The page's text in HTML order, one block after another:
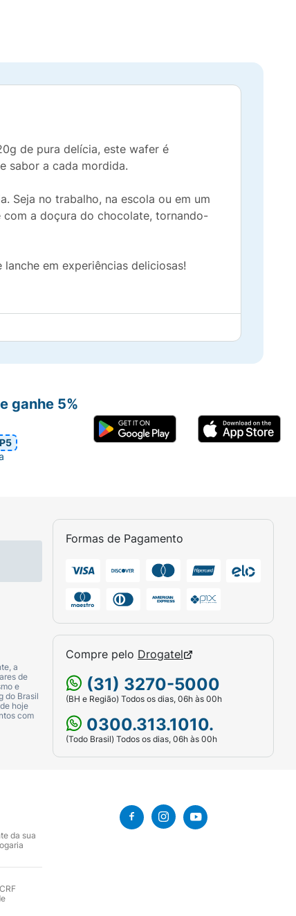
de pura delícia, este wafer é
sabor a cada mordida.
Seja no trabalho, na escola ou em um
com a doçura do chocolate, tornando-
em experiências deliciosas!
a
de
e
do Brasil
hoje
com
Formas de Pagamento
Compre pelo Drogatel
(31) 3270-5000
(BH e Região) Todos os dias, 06h às 00h
0300.313.1010.
(Todo Brasil) Todos os dias, 06h às 00h
ganhe 5%
da sua